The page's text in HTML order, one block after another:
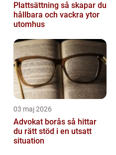
Plattsättning så skapar du
hållbara och vackra ytor
utomhus
03 maj 2026
Advokat borås så hittar
du rätt stöd i en utsatt
situation